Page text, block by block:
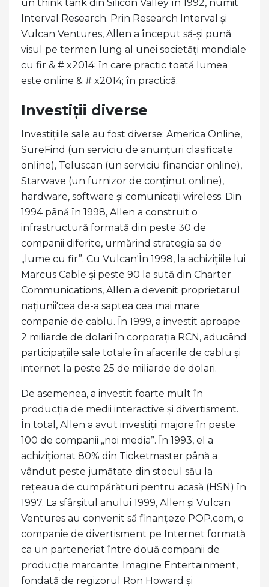
un think tank din Silicon Valley în 1992, numit
Interval Research. Prin Research Interval și
Vulcan Ventures, Allen a început să-și pună
visul pe termen lung al unei societăți mondiale
cu fir & # x2014; în care practic toată lumea
este online & # x2014; în practică.
Investiții diverse
Investițiile sale au fost diverse: America Online,
SureFind (un serviciu de anunțuri clasificate
online), Teluscan (un serviciu financiar online),
Starwave (un furnizor de conținut online),
hardware, software și comunicații wireless. Din
1994 până în 1998, Allen a construit o
infrastructură formată din peste 30 de
companii diferite, urmărind strategia sa de
„lume cu fir”. Cu Vulcan'În 1998, la achizițiile lui
Marcus Cable și peste 90 la sută din Charter
Communications, Allen a devenit proprietarul
națiunii'cea de-a saptea cea mai mare
companie de cablu. În 1999, a investit aproape
2 miliarde de dolari în corporația RCN, aducând
participațiile sale totale în afacerile de cablu și
internet la peste 25 de miliarde de dolari.
De asemenea, a investit foarte mult în
producția de medii interactive și divertisment.
În total, Allen a avut investiții majore în peste
100 de companii „noi media”. În 1993, el a
achiziționat 80% din Ticketmaster până a
vândut peste jumătate din stocul său la
rețeaua de cumpărături pentru acasă (HSN) în
1997. La sfârșitul anului 1999, Allen și Vulcan
Ventures au convenit să finanțeze POP.com, o
companie de divertisment pe Internet formată
ca un parteneriat între două companii de
producție marcante: Imagine Entertainment,
fondată de regizorul Ron Howard și